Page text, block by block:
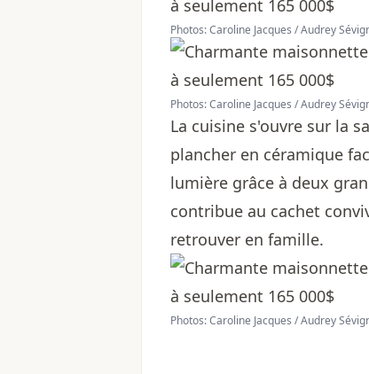
Photos: Caroline Jacques / Audrey
Photos: Caroline Jacques / Audrey
La cuisine s'ouvre sur la
plancher en céramique
lumière grâce à deux
contribue au cachet
retrouver en famille.
Photos: Caroline Jacques / Audrey